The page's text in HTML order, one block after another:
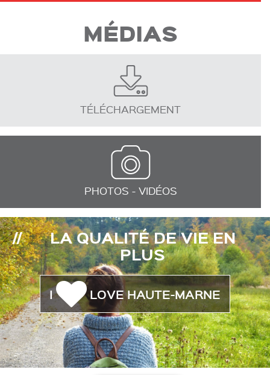
MÉDIAS
TÉLÉCHARGEMENT
PHOTOS - VIDÉOS
LA QUALITÉ DE VIE EN
PLUS
I LOVE HAUTE-MARNE